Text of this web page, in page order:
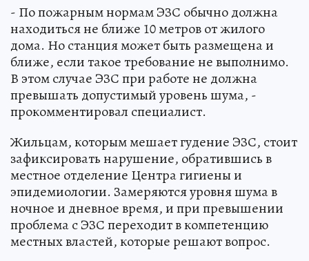
- По пожарным нормам ЭЗС обычно должна
находиться не ближе 10 метров от жилого
дома. Но станция может быть размещена и
ближе, если такое требование не выполнимо.
В этом случае ЭЗС при работе не должна
превышать допустимый уровень шума, -
прокомментировал специалист.
Жильцам, которым мешает гудение ЭЗС, стоит
зафиксировать нарушение, обратившись в
местное отделение Центра гигиены и
эпидемиологии. Замеряются уровня шума в
ночное и дневное время, и при превышении
проблема с ЭЗС переходит в компетенцию
местных властей, которые решают вопрос.